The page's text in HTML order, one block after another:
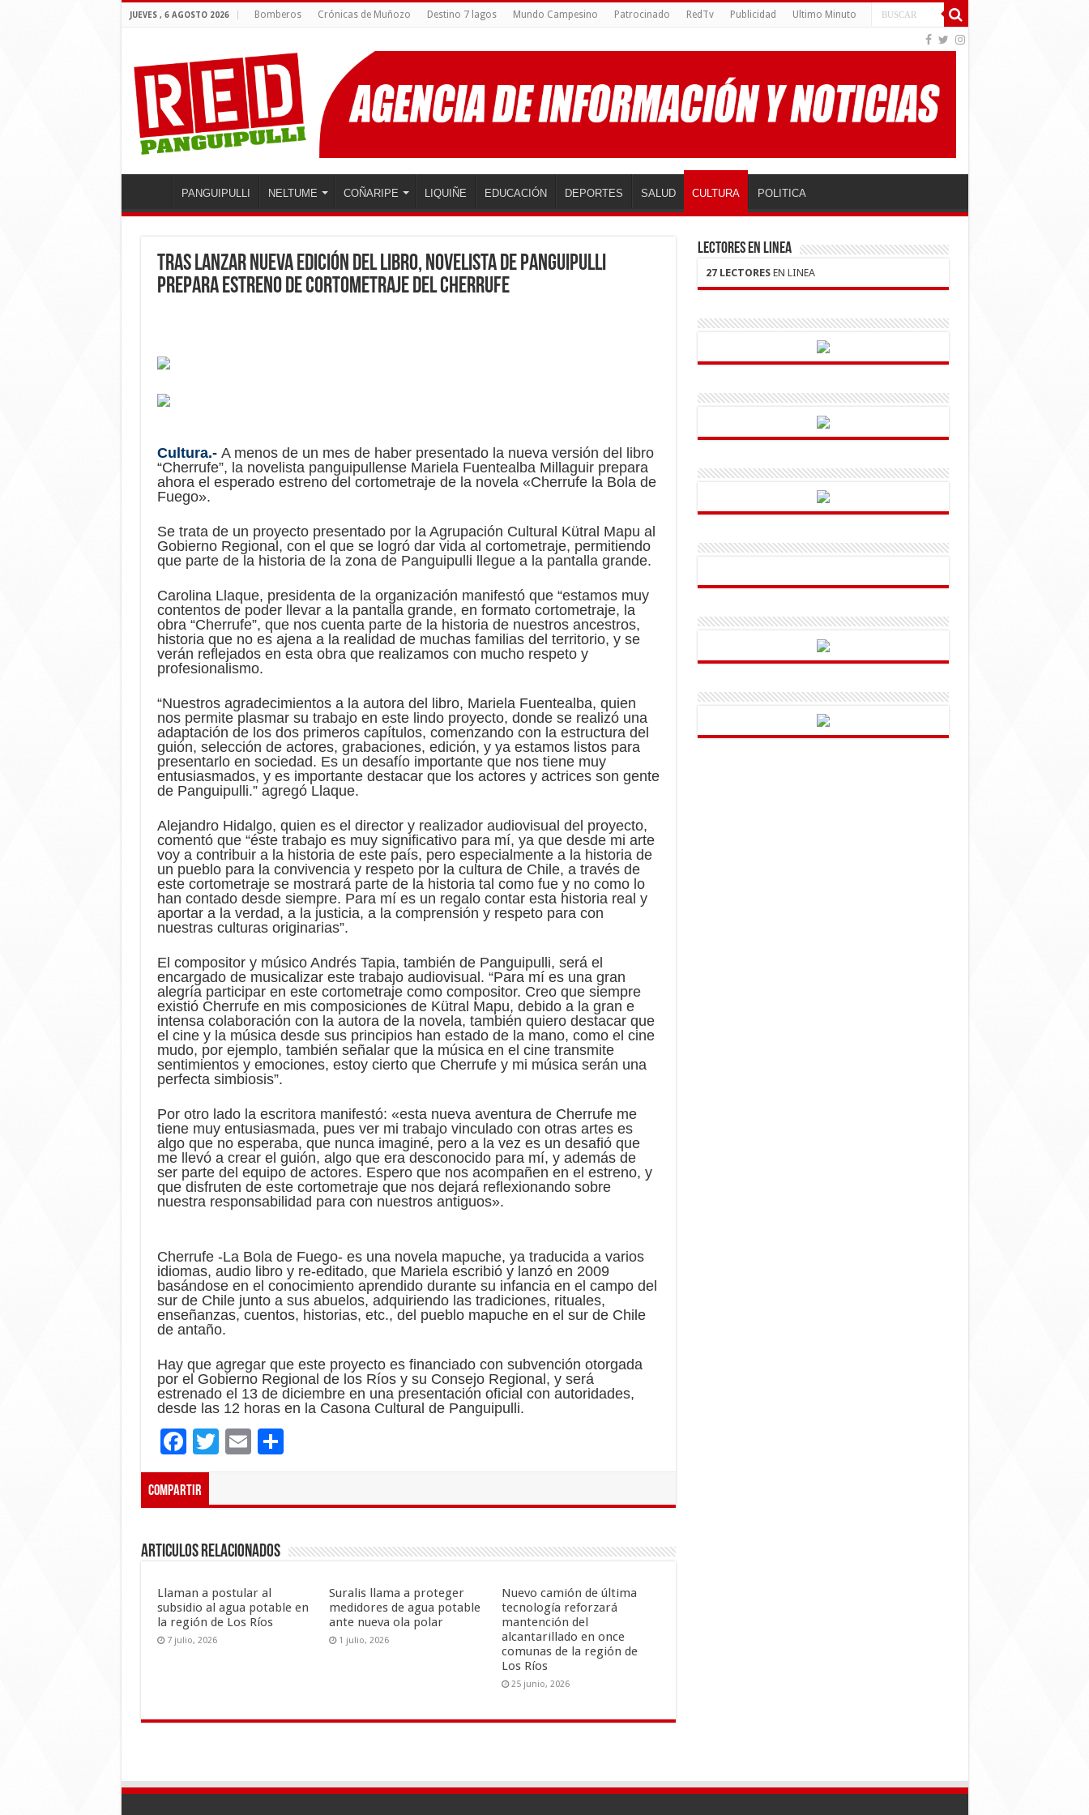
JUEVES , 6 AGOSTO 2026 Bomberos Crónicas de Muñozo Destino 7 lagos Mundo Campesino Patrocinado RedTv Publicidad Ultimo Minuto
PANGUIPULLI NELTUME COÑARIPE LIQUIÑE EDUCACIÓN DEPORTES SALUD CULTURA POLITICA
Tras lanzar nueva edición del libro, novelista de Panguipulli
prepara estreno de cortometraje del Cherrufe
Cultura.- A menos de un mes de haber presentado la nueva versión del libro
“Cherrufe”, la novelista panguipullense Mariela Fuentealba Millaguir prepara
ahora el esperado estreno del cortometraje de la novela «Cherrufe la Bola de
Fuego».
Se trata de un proyecto presentado por la Agrupación Cultural Kütral Mapu al
Gobierno Regional, con el que se logró dar vida al cortometraje, permitiendo
que parte de la historia de la zona de Panguipulli llegue a la pantalla grande.
Carolina Llaque, presidenta de la organización manifestó que “estamos muy
contentos de poder llevar a la pantalla grande, en formato cortometraje, la
obra “Cherrufe”, que nos cuenta parte de la historia de nuestros ancestros,
historia que no es ajena a la realidad de muchas familias del territorio, y se
verán reflejados en esta obra que realizamos con mucho respeto y
profesionalismo.
“Nuestros agradecimientos a la autora del libro, Mariela Fuentealba, quien
nos permite plasmar su trabajo en este lindo proyecto, donde se realizó una
adaptación de los dos primeros capítulos, comenzando con la estructura del
guión, selección de actores, grabaciones, edición, y ya estamos listos para
presentarlo en sociedad. Es un desafío importante que nos tiene muy
entusiasmados, y es importante destacar que los actores y actrices son gente
de Panguipulli.” agregó Llaque.
Alejandro Hidalgo, quien es el director y realizador audiovisual del proyecto,
comentó que “éste trabajo es muy significativo para mí, ya que desde mi arte
voy a contribuir a la historia de este país, pero especialmente a la historia de
un pueblo para la convivencia y respeto por la cultura de Chile, a través de
este cortometraje se mostrará parte de la historia tal como fue y no como lo
han contado desde siempre. Para mí es un regalo contar esta historia real y
aportar a la verdad, a la justicia, a la comprensión y respeto para con
nuestras culturas originarias”.
El compositor y músico Andrés Tapia, también de Panguipulli, será el
encargado de musicalizar este trabajo audiovisual. “Para mí es una gran
alegría participar en este cortometraje como compositor. Creo que siempre
existió Cherrufe en mis composiciones de Kütral Mapu, debido a la gran e
intensa colaboración con la autora de la novela, también quiero destacar que
el cine y la música desde sus principios han estado de la mano, como el cine
mudo, por ejemplo, también señalar que la música en el cine transmite
sentimientos y emociones, estoy cierto que Cherrufe y mi música serán una
perfecta simbiosis”.
Por otro lado la escritora manifestó: «esta nueva aventura de Cherrufe me
tiene muy entusiasmada, pues ver mi trabajo vinculado con otras artes es
algo que no esperaba, que nunca imaginé, pero a la vez es un desafió que
me llevó a crear el guión, algo que era desconocido para mí, y además de
ser parte del equipo de actores. Espero que nos acompañen en el estreno, y
que disfruten de este cortometraje que nos dejará reflexionando sobre
nuestra responsabilidad para con nuestros antiguos».
Cherrufe -La Bola de Fuego- es una novela mapuche, ya traducida a varios
idiomas, audio libro y re-editado, que Mariela escribió y lanzó en 2009
basándose en el conocimiento aprendido durante su infancia en el campo del
sur de Chile junto a sus abuelos, adquiriendo las tradiciones, rituales,
enseñanzas, cuentos, historias, etc., del pueblo mapuche en el sur de Chile
de antaño.
Hay que agregar que este proyecto es financiado con subvención otorgada
por el Gobierno Regional de los Ríos y su Consejo Regional, y será
estrenado el 13 de diciembre en una presentación oficial con autoridades,
desde las 12 horas en la Casona Cultural de Panguipulli.
F
ac
e
o
k
T E
C
ar
r
Compartir
Articulos Relacionados
Llaman a postular al
subsidio al agua potable en
la región de Los Ríos
7 julio, 2026
Suralis llama a proteger
medidores de agua potable
ante nueva ola polar
1 julio, 2026
Nuevo camión de última
tecnología reforzará
mantención del
alcantarillado en once
comunas de la región de
Los Ríos
25 junio, 2026
LECTORES EN LINEA
27 LECTORESEN LINEA